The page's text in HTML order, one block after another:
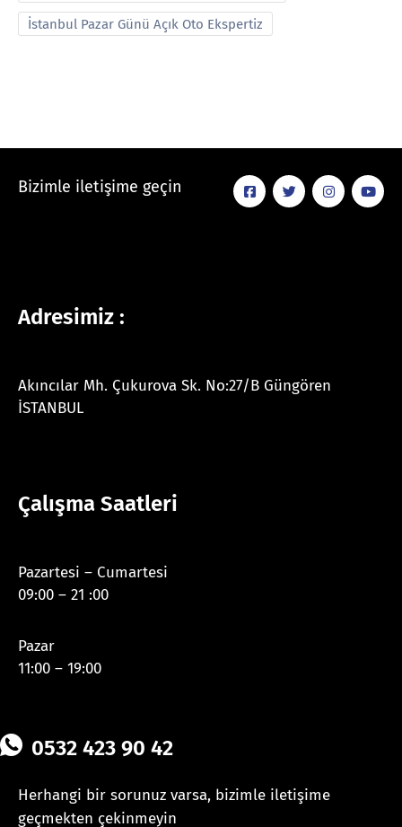
İstanbul Pazar Günü Açık Oto Ekspertiz
Bizimle iletişime geçin
Adresimiz :
Akıncılar Mh. Çukurova Sk. No:27/B Güngören
İSTANBUL
Çalışma Saatleri
Pazartesi – Cumartesi
09:00 – 21 :00
Pazar
11:00 – 19:00
0532 423 90 42
Herhangi bir sorunuz varsa, bizimle iletişime
geçmekten çekinmeyin